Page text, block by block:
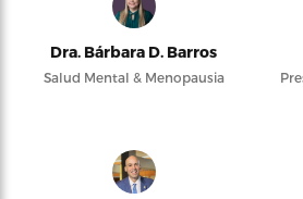
Dra. Bárbara D. Barros
Salud Mental & Menopausia